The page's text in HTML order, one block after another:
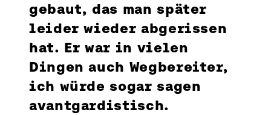
gebaut, das man später
leider wieder abgerissen
hat. Er war in vielen
Dingen auch Wegbereiter,
ich würde sogar sagen
avantgardistisch.